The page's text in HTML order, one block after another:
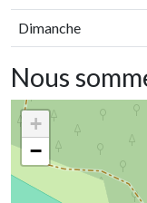
Dimanche
Nous
+
−